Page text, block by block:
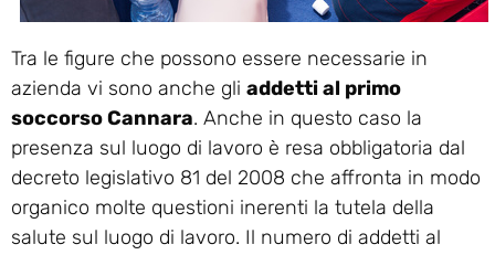
Tra le figure che possono essere necessarie in
azienda vi sono anche gli addetti al primo
soccorso Cannara. Anche in questo caso la
presenza sul luogo di lavoro è resa obbligatoria dal
decreto legislativo 81 del 2008 che affronta in modo
organico molte questioni inerenti la tutela della
salute sul luogo di lavoro. Il numero di addetti al